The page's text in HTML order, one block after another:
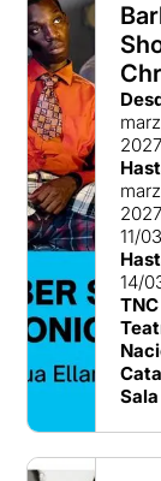
2027
2027
11/
14/